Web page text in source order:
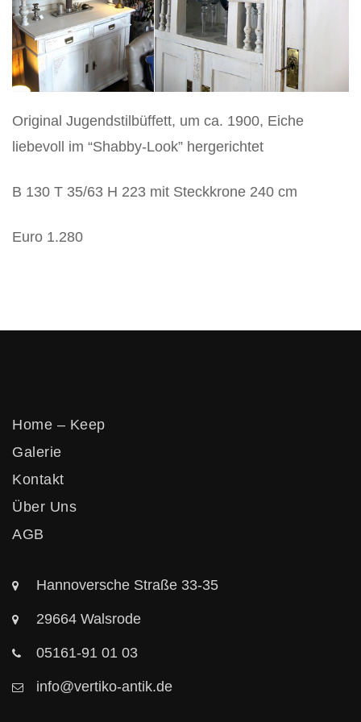
Vertikos
Original Jugendstilbüffett, um ca. 1900, Eiche
liebevoll im “Shabby-Look” hergerichtet
B 130 T 35/63 H 223 mit Steckkrone 240 cm
Euro 1.280
Home – Keep
Galerie
Kontakt
Über Uns
AGB
Hannoversche Straße 33-35
29664 Walsrode
05161-91 01 03
info@vertiko-antik.de